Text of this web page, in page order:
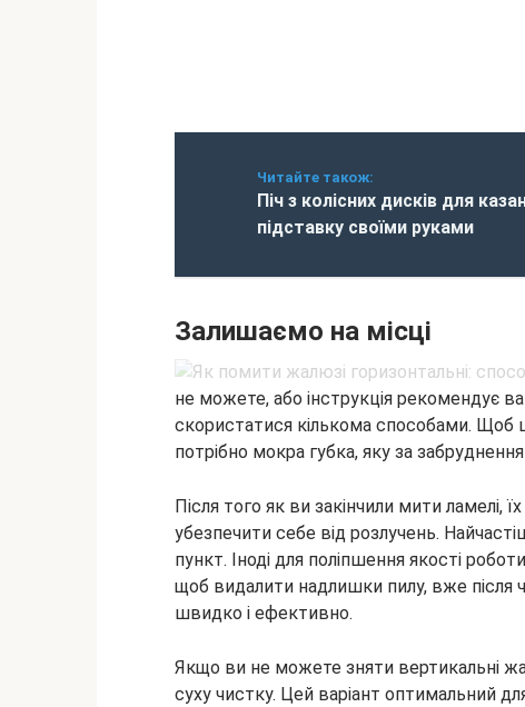
Читайте також:
Піч з колісних дисків для
підставку своїми руками
Залишаємо на місці
не можете, або інструкція рекомендує
скористатися кількома способами. Щоб
потрібно мокра губка, яку за
Після того як ви закінчили мити ламелі,
убезпечити себе від розлучень.
пункт. Іноді для поліпшення якості
щоб видалити надлишки пилу, вже після
швидко і ефективно.
Якщо ви не можете зняти вертикальні
суху чистку. Цей варіант оптимальний